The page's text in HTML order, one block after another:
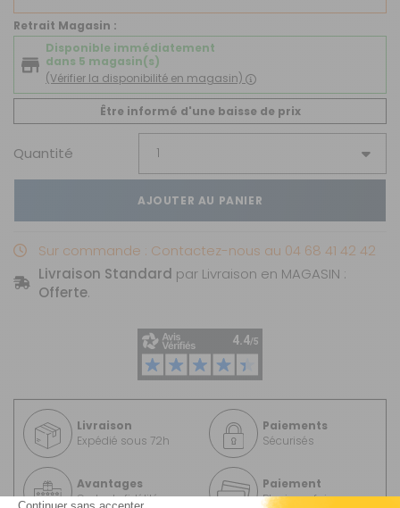
Retrait Magasin :
Disponible immédiatement
dans 5 magasin(s)
(Vérifier la disponibilité en magasin)
Être informé d'une baisse de prix
Quantité
AJOUTER AU PANIER
Sur commande : Contactez-nous au 04 68 41 42 42
Livraison Standard par Livraison en MAGASIN :
Offerte.
Livraison
Expédié sous 72h
Paiements
Sécurisés
Avantages
Carte de fidélité
Paiement
Plusieurs fois